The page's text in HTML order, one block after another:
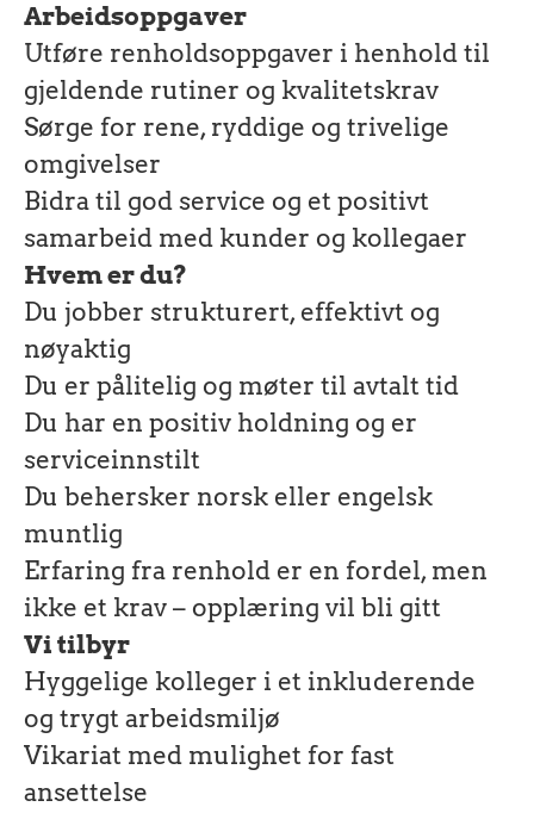
Arbeidsoppgaver
Utføre renholdsoppgaver i henhold til
gjeldende rutiner og kvalitetskrav
Sørge for rene, ryddige og trivelige
omgivelser
Bidra til god service og et positivt
samarbeid med kunder og kollegaer
Hvem er du?
Du jobber strukturert, effektivt og
nøyaktig
Du er pålitelig og møter til avtalt tid
Du har en positiv holdning og er
serviceinnstilt
Du behersker norsk eller engelsk
muntlig
Erfaring fra renhold er en fordel, men
ikke et krav – opplæring vil bli gitt
Vi tilbyr
Hyggelige kolleger i et inkluderende
og trygt arbeidsmiljø
Vikariat med mulighet for fast
ansettelse